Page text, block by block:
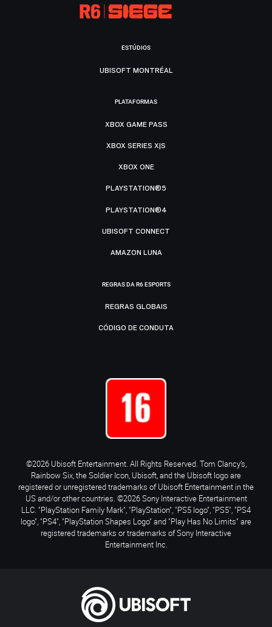
ESTÚDIOS
UBISOFT MONTRÉAL
PLATAFORMAS
XBOX GAME PASS
XBOX SERIES X|S
XBOX ONE
PLAYSTATION®5
PLAYSTATION®4
UBISOFT CONNECT
AMAZON LUNA
REGRAS DA R6 ESPORTS
REGRAS GLOBAIS
CÓDIGO DE CONDUTA
©2026 Ubisoft Entertainment. All Rights Reserved. Tom Clancy’s,
Rainbow Six, the Soldier Icon, Ubisoft, and the Ubisoft logo are
registered or unregistered trademarks of Ubisoft Entertainment in the
US and/or other countries. ©2026 Sony Interactive Entertainment
LLC. "PlayStation Family Mark", "PlayStation", "PS5 logo", "PS5", "PS4
logo", "PS4", "PlayStation Shapes Logo" and "Play Has No Limits" are
registered trademarks or trademarks of Sony Interactive
Entertainment Inc.